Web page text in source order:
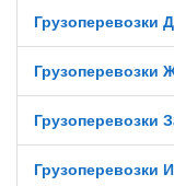
Грузоперевозки
Грузоперевозки
Грузоперевозки
Грузоперевозки